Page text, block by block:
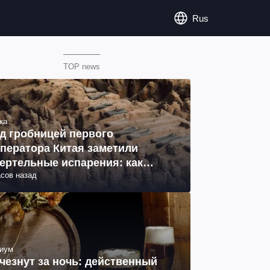
Rus
TOP news
гробницей первого
Китая заметили
испарения: как
(фото)
назад
за ночь: действенный